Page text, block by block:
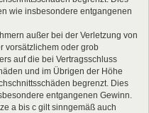
wie insbesondere entgangenen
außer bei der Verletzung von
vorsätzlichem oder grob
auf die bei Vertragsschluss
und im Übrigen der Höhe
begrenzt. Dies
entgangenen Gewinn.
a bis c gilt sinngemäß auch